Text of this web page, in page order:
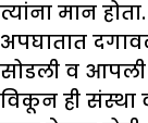
त्यांना मान
अपघातात
सोडली व आपली
विकून ही